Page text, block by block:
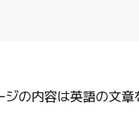
ジの内容は英語の文章